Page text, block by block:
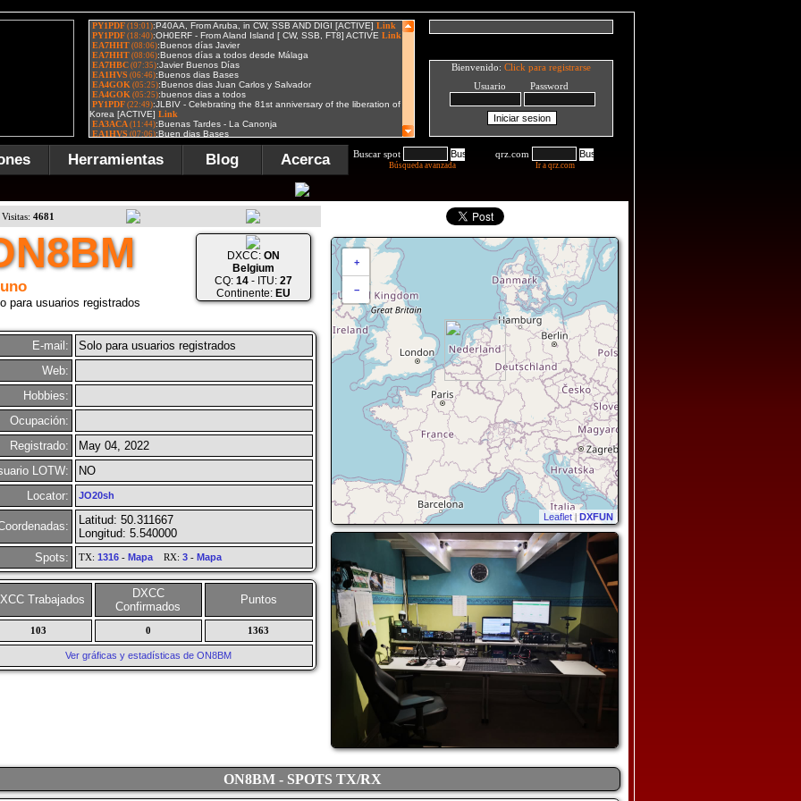
Bienvenido: Click para registrarse
Usuario Password
Herramientas Blog Acerca Buscar spot
Búsqueda avanzada
qrz.com
Ir a qrz.com
Visitas: 4681
+
−
Leaflet | DXFUN
para usuarios registrados
DXCC: ON
Belgium
CQ: 14- ITU: 27
Continente: EU
E-mail:
Solo para usuarios registrados
Web:
Hobbies:
Ocupación:
Registrado:
May 04, 2022
LOTW:
NO
Locator:
JO20sh
Latitud: 50.311667
Longitud: 5.540000
Spots:
TX: 1316- MapaRX: 3- Mapa
Trabajados
DXCC
Confirmados
Puntos
103 0 1363
Ver gráficas y estadísticas de ON8BM
ON8BM - SPOTS TX/RX